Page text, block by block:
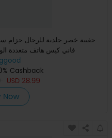
فاني كيس هاتف متعددة
Cashback
USD 28.99
Now